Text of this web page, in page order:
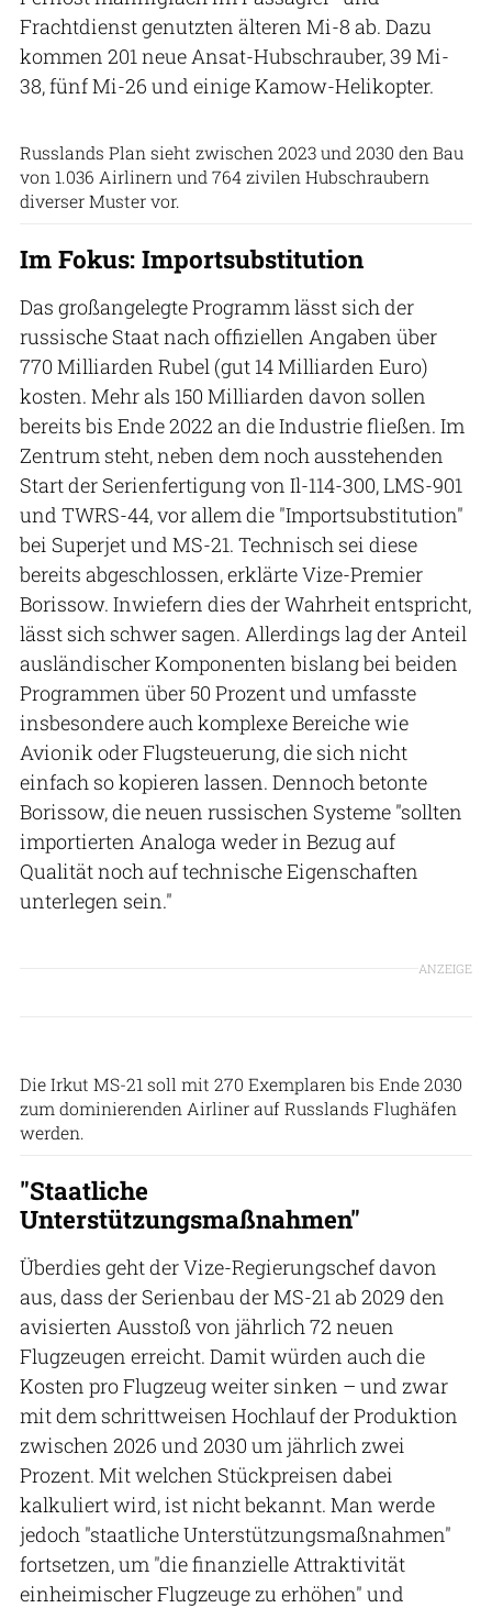
Frachtdienst genutzten älteren Mi-8 ab. Dazu
kommen 201 neue Ansat-Hubschrauber, 39 Mi-
38, fünf Mi-26 und einige Kamow-Helikopter.
Russlands Plan sieht zwischen 2023 und 2030 den Bau
von 1.036 Airlinern und 764 zivilen Hubschraubern
diverser Muster vor.
Im Fokus: Importsubstitution
Das großangelegte Programm lässt sich der
russische Staat nach offiziellen Angaben über
770 Milliarden Rubel (gut 14 Milliarden Euro)
kosten. Mehr als 150 Milliarden davon sollen
bereits bis Ende 2022 an die Industrie fließen. Im
Zentrum steht, neben dem noch ausstehenden
Start der Serienfertigung von Il-114-300, LMS-901
und TWRS-44, vor allem die "Importsubstitution"
bei Superjet und MS-21. Technisch sei diese
bereits abgeschlossen, erklärte Vize-Premier
Borissow. Inwiefern dies der Wahrheit entspricht,
lässt sich schwer sagen. Allerdings lag der Anteil
ausländischer Komponenten bislang bei beiden
Programmen über 50 Prozent und umfasste
insbesondere auch komplexe Bereiche wie
Avionik oder Flugsteuerung, die sich nicht
einfach so kopieren lassen. Dennoch betonte
Borissow, die neuen russischen Systeme "sollten
importierten Analoga weder in Bezug auf
Qualität noch auf technische Eigenschaften
unterlegen sein."
ANZEIGE
Die Irkut MS-21 soll mit 270 Exemplaren bis Ende 2030
zum dominierenden Airliner auf Russlands Flughäfen
werden.
"Staatliche
Unterstützungsmaßnahmen"
Überdies geht der Vize-Regierungschef davon
aus, dass der Serienbau der MS-21 ab 2029 den
avisierten Ausstoß von jährlich 72 neuen
Flugzeugen erreicht. Damit würden auch die
Kosten pro Flugzeug weiter sinken – und zwar
mit dem schrittweisen Hochlauf der Produktion
zwischen 2026 und 2030 um jährlich zwei
Prozent. Mit welchen Stückpreisen dabei
kalkuliert wird, ist nicht bekannt. Man werde
jedoch "staatliche Unterstützungsmaßnahmen"
fortsetzen, um "die finanzielle Attraktivität
einheimischer Flugzeuge zu erhöhen" und